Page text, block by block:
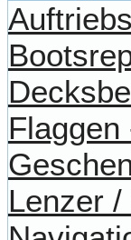
Flaggen
Lenzer